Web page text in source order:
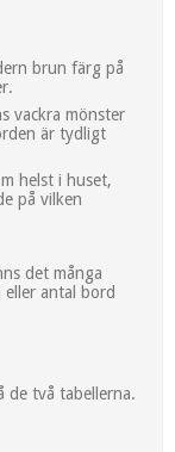
brun färg på
vackra mönster
är tydligt
helst i huset,
på vilken
det många
antal bord
de två tabellerna.